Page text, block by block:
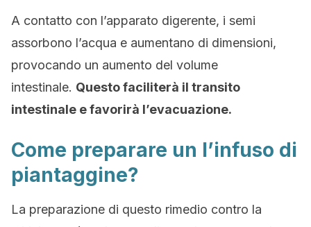
A contatto con l’apparato digerente, i semi
assorbono l’acqua e aumentano di dimensioni,
provocando un aumento del volume
intestinale. Questo faciliterà il transito
intestinale e favorirà l’evacuazione.
Come preparare un l’infuso di
piantaggine?
La preparazione di questo rimedio contro la